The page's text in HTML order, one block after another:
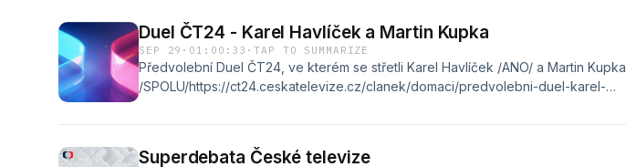
/SPD/.https://ct24.ceskatelevize.cz/clanek/domaci/predvolebni-debata-o-
bezpecnosti-a-obrane-365572
Duel ČT24 - Karel Havlíček a Martin Kupka
SEP 29 · 01:00:33 ·TAP TO SUMMARIZE
Předvolební Duel ČT24, ve kterém se střetli Karel Havlíček /ANO/ a Martin Kupka
/SPOLU/https://ct24.ceskatelevize.cz/clanek/domaci/predvolebni-duel-karel-
Superdebata České televize